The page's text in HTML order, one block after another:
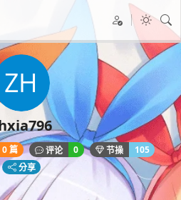
0 篇 评论 0 节操
105
分享